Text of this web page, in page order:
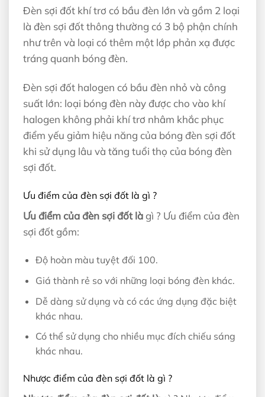
Đèn sợi đốt khí trơ có bầu đèn lớn và gồm 2 loại
là đèn sợi đốt thông thường có 3 bộ phận chính
như trên và loại có thêm một lớp phản xạ được
tráng quanh bóng đèn.
Đèn sợi đốt halogen có bầu đèn nhỏ và công
suất lớn: loại bóng đèn này được cho vào khí
halogen không phải khí trơ nhâm khắc phục
điểm yếu giảm hiệu năng của bóng đèn sợi đốt
khi sử dụng lâu và tăng tuổi thọ của bóng đèn
sợi đốt.
Ưu điểm của đèn sợi đốt là gì ?
Ưu điểm của đèn sợi đốt làgì ? Ưu điểm của đèn
sợi đốt gồm:
Độ hoàn màu tuyệt đối 100.
Giá thành rẻ so với những loại bóng đèn khác.
Dễ dàng sử dụng và có các ứng dụng đặc biệt
khác nhau.
Có thể sử dụng cho nhiều mục đích chiếu sáng
khác nhau.
Nhược điểm của đèn sợi đốt là gì ?